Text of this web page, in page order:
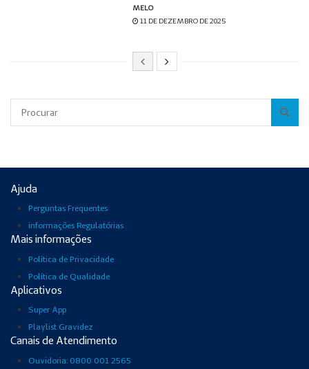
MELO
11 DE DEZEMBRO DE 2025
Ajuda
Perguntas Frequentes
informações Regulatórias
Mais informações
Política de Privacidade
Política de Qualidade
Aplicativos
Super App
Playlist Gravidez
Canais de Atendimento
Ouvidoria: 0800 001 2565